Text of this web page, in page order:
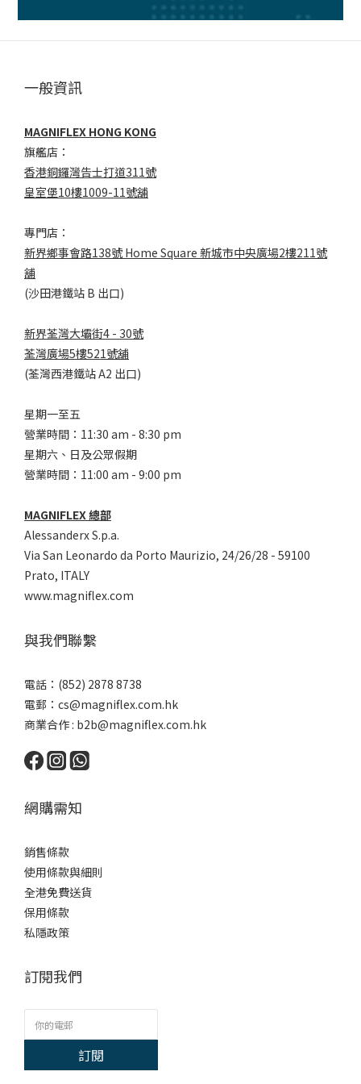
一般資訊
MAGNIFLEX HONG KONG
旗艦店：
香港銅鑼灣告士打道311號
皇室堡10樓1009-11號舖
專門店：
新界鄉事會路138號 Home Square 新城市中央廣場2樓211號
舖
(沙田港鐵站 B 出口)
新界荃灣大壩街4 - 30號
荃灣廣場5樓521號舖
(荃灣西港鐵站 A2 出口)
星期一至五
營業時間：11:30 am - 8:30 pm
星期六、日及公眾假期
營業時間：11:00 am - 9:00 pm
MAGNIFLEX 總部
Alessanderx S.p.a.
Via San Leonardo da Porto Maurizio, 24/26/28 - 59100
Prato, ITALY
www.magniflex.com
與我們聯繫
電話：(852) 2878 8738
電郵： cs@magniflex.com.hk
商業合作 : b2b@magniflex.com.hk
網購需知
銷售條款
使用條款與細則
全港免費送貨
保用條款
私隱政策
訂閱我們
訂閱